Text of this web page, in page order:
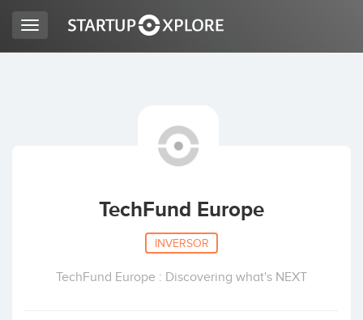
Toggle
navigation
TechFund Europe
INVERSOR
TechFund Europe : Discovering what's NEXT